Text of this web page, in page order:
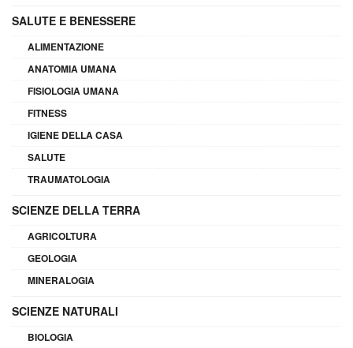
SALUTE E BENESSERE
ALIMENTAZIONE
ANATOMIA UMANA
FISIOLOGIA UMANA
FITNESS
IGIENE DELLA CASA
SALUTE
TRAUMATOLOGIA
SCIENZE DELLA TERRA
AGRICOLTURA
GEOLOGIA
MINERALOGIA
SCIENZE NATURALI
BIOLOGIA